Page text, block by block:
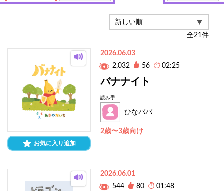
全21件
お気に入り追加
2026.06.03
2,032
56 02:25
バナナイト
読み手
ひなパパ
2歳〜3歳向け
2026.06.01
544
80 01:48